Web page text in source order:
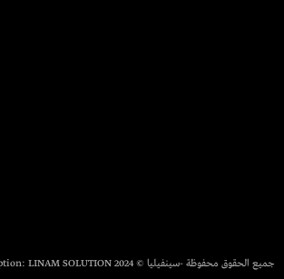
جميع الحقوق محفوظة -سينفيليا © 2024 Conception: LINAM SOLUTION